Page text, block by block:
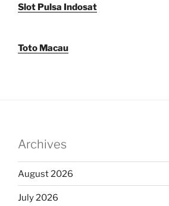
Slot Pulsa Indosat
Toto Macau
Archives
August 2026
July 2026